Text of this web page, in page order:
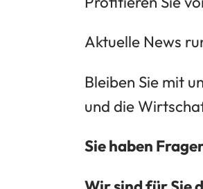
Aktuelle News
Bleiben Sie mit
und die
Sie haben